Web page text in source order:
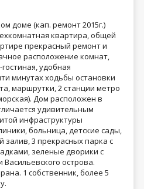
доме (кап. ремонт 2015г.)
квартира, общей
прекрасный ремонт и
расположение комнат,
удобная
минутах ходьбы остановки
маршрутки, 2 станции метро
Дом расположен в
удивительным
инфраструктуры
больница, детские сады,
3 прекрасных парка с
зеленые дворики с
Васильевского острова.
1 собственник, более 5